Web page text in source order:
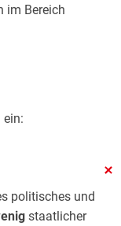
im Bereich
ein:
politisches und
staatlicher